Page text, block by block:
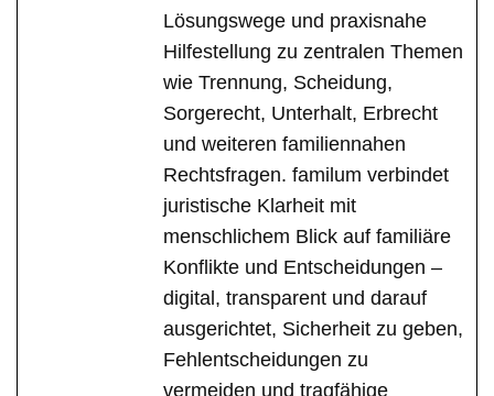
Lösungswege und praxisnahe
Hilfestellung zu zentralen Themen
wie Trennung, Scheidung,
Sorgerecht, Unterhalt, Erbrecht
und weiteren familiennahen
Rechtsfragen. familum verbindet
juristische Klarheit mit
menschlichem Blick auf familiäre
Konflikte und Entscheidungen –
digital, transparent und darauf
ausgerichtet, Sicherheit zu geben,
Fehlentscheidungen zu
vermeiden und tragfähige